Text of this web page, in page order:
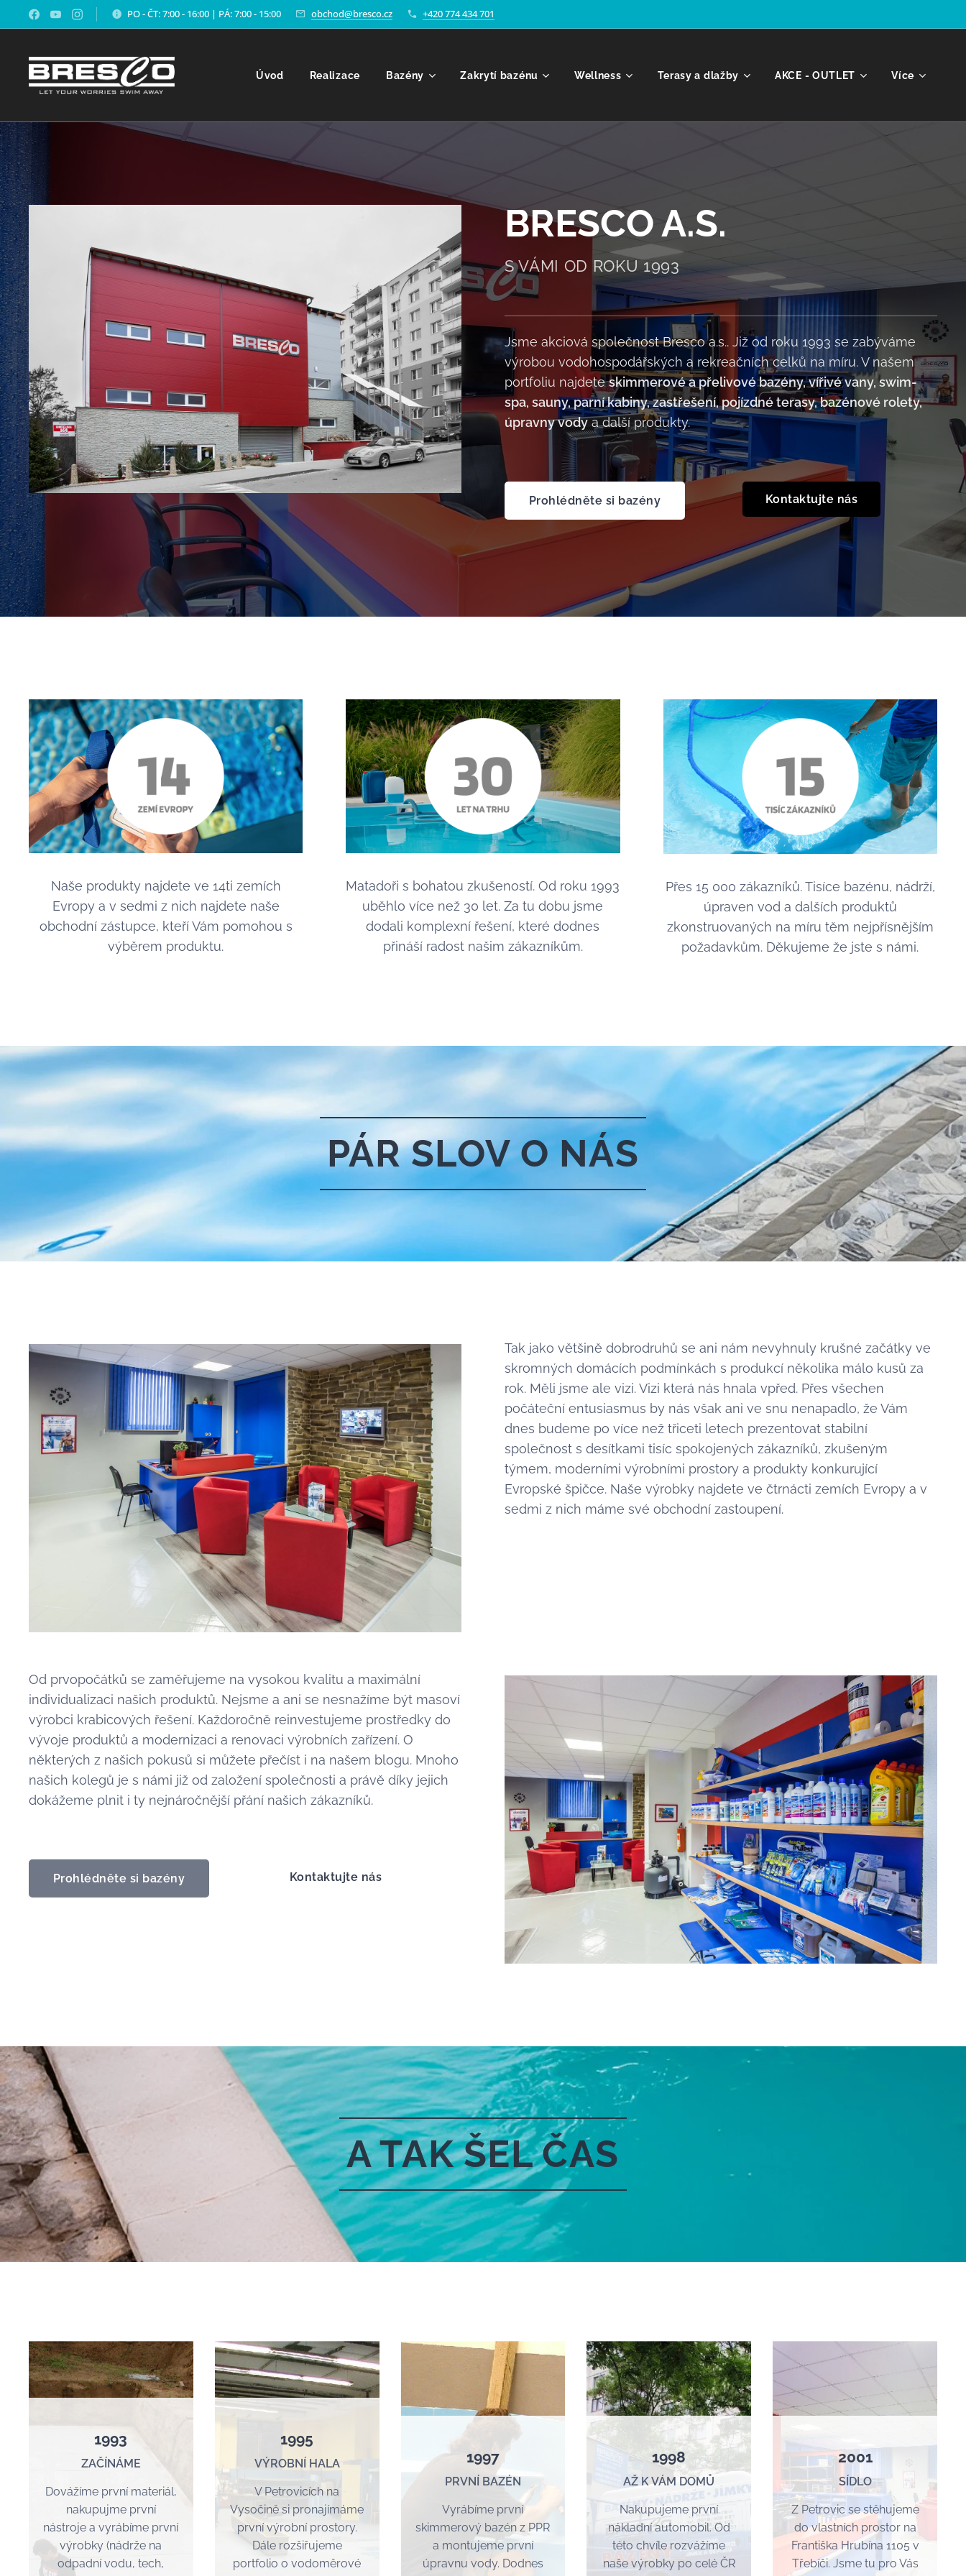
PO - ČT: 7:00 - 16:00 | PÁ: 7:00 - 15:00 obchod@bresco.cz +420 774 434 701
Úvod Realizace Bazény Zakrytí bazénu Wellness Terasy a dlažby AKCE - OUTLET Více
BRESCO A.S.
S VÁMI OD ROKU 1993
Jsme akciová společnost Bresco a.s.. Již od roku 1993 se zabýváme
výrobou vodohospodářských a rekreačních celků na míru. V našem
portfoliu najdeteskimmerové a přelivové bazény, vířivé vany, swim-
spa, sauny, parní kabiny, zastřešení, pojízdné terasy, bazénové rolety,
úpravny vodya další produkty.
Prohlédněte si bazény Kontaktujte nás
Naše produkty najdete ve 14ti zemích
Evropy a v sedmi z nich najdete naše
obchodní zástupce, kteří Vám pomohou s
výběrem produktu.
Matadoři s bohatou zkušeností. Od roku 1993
uběhlo více než 30 let. Za tu dobu jsme
dodali komplexní řešení, které dodnes
přináší radost našim zákazníkům.
Přes 15 000 zákazníků. Tisíce bazénu, nádrží,
úpraven vod a dalších produktů
zkonstruovaných na míru těm nejpřísnějším
požadavkům. Děkujeme že jste s námi.
PÁR SLOV O NÁS
Tak jako většině dobrodruhů se ani nám nevyhnuly krušné začátky ve
skromných domácích podmínkách s produkcí několika málo kusů za
rok. Měli jsme ale vizi. Vizi která nás hnala vpřed. Přes všechen
počáteční entusiasmus by nás však ani ve snu nenapadlo, že Vám
dnes budeme po více než třiceti letech prezentovat stabilní
společnost s desítkami tisíc spokojených zákazníků, zkušeným
týmem, moderními výrobními prostory a produkty konkurující
Evropské špičce. Naše výrobky najdete ve čtrnácti zemích Evropy a v
sedmi z nich máme své obchodní zastoupení.
Od prvopočátků se zaměřujeme na vysokou kvalitu a maximální
individualizaci našich produktů. Nejsme a ani se nesnažíme být masoví
výrobci krabicových řešení. Každoročně reinvestujeme prostředky do
vývoje produktů a modernizaci a renovaci výrobních zařízení. O
některých z našich pokusů si můžete přečíst i na našem blogu. Mnoho
našich kolegů je s námi již od založení společnosti a právě díky jejich
dokážeme plnit i ty nejnáročnější přání našich zákazníků.
Prohlédněte si bazény Kontaktujte nás
A TAK ŠEL ČAS
1993
ZAČÍNÁME
Dovážíme první materiál,
nakupujme první
nástroje a vyrábíme první
výrobky (nádrže na
odpadní vodu, tech,
1995
VÝROBNÍ HALA
V Petrovicích na
Vysočině si pronajímáme
první výrobní prostory.
Dále rozšiřujeme
portfolio o vodoměrové
1997
PRVNÍ BAZÉN
Vyrábíme první
skimmerový bazén z PPR
a montujeme první
úpravnu vody. Dodnes
1998
AŽ K VÁM DOMŮ
Nakupujeme první
nákladní automobil. Od
této chvíle rozvážíme
naše výrobky po celé ČR
2001
SÍDLO
Z Petrovic se stěhujeme
do vlastních prostor na
Františka Hrubína 1105 v
Třebíči. Jsme tu pro Vás